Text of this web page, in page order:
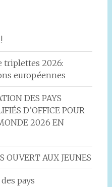
triplettes 2026:
européennes
DES PAYS
D’OFFICE POUR
2026 EN
OUVERT AUX JEUNES
pays